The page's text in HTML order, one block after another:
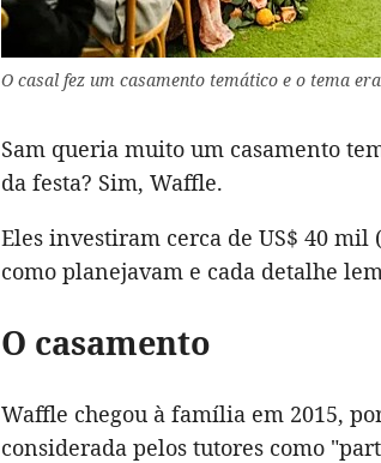
O casal fez um casamento temático e o tema
Sam queria muito um casamento
da festa? Sim, Waffle.
Eles investiram cerca de US$ 40 mil
como planejavam e cada detalhe
O casamento
Waffle chegou à família em 2015,
considerada pelos tutores como